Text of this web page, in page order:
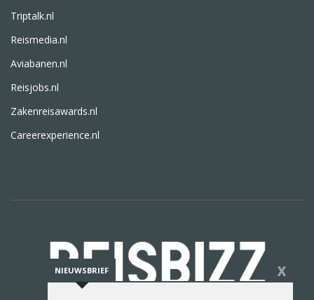
Triptalk.nl
Reismedia.nl
Aviabanen.nl
Reisjobs.nl
Zakenreisawards.nl
Careerexperience.nl
NIEUWSBRIEF X